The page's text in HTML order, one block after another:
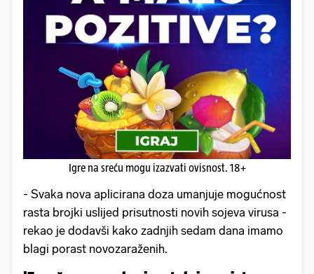
Igre na sreću mogu izazvati ovisnost. 18+
- Svaka nova aplicirana doza umanjuje mogućnost
rasta brojki uslijed prisutnosti novih sojeva virusa -
rekao je dodavši kako zadnjih sedam dana imamo
blagi porast novozaraženih.